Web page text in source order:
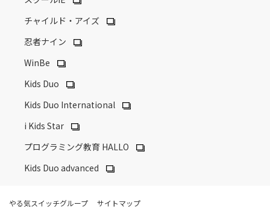
チャイルド・アイズ
忍者ナイン
WinBe
Kids Duo
Kids Duo International
i Kids Star
プログラミング教育 HALLO
Kids Duo advanced
やる気スイッチグループ サイトマップ